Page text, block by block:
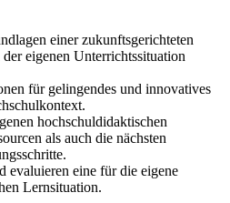
einer zukunftsgerichteten
eigenen Unterrichtssituation
für gelingendes und innovatives
hochschuldidaktischen
als auch die nächsten
evaluieren eine für die eigene
Lernsituation.